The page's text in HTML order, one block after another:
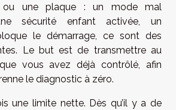
une plaque : un mode mal
sécurité enfant activée, un
le démarrage, ce sont des
Le but est de transmettre au
vous avez déjà contrôlé, afin
le diagnostic à zéro.
une limite nette. Dès qu’il y a de